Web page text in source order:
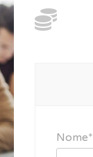
Nome*